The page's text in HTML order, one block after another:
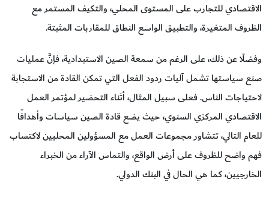
الاقتصادي للتجارب على المستوى المحلي، والتكيف المستمر مع
الظروف المتغيرة، والتطبيق الواسع النطاق للمقاربات المثبتة.
وفضلًا عن ذلك، على الرغم من سمعة الصين الاستبدادية، فإنَّ عمليات
صنع سياستها تشمل آليات ردود الفعل التي تمكن القادة من الاستجابة
لاحتياجات الناس. فعلى سبيل المثال، أثناء التحضير لمؤتمر العمل
الاقتصادي المركزي السنوي، حيث يضع قادة الصين سياسات وأهدافًا
للعام التالي، تتشاور مجموعات العمل مع المسؤولين المحليين لاكتساب
فهم واضح للظروف على أرض الواقع، والتماس الآراء من الخبراء
الخارجيين، كما هي الحال في البنك الدولي.